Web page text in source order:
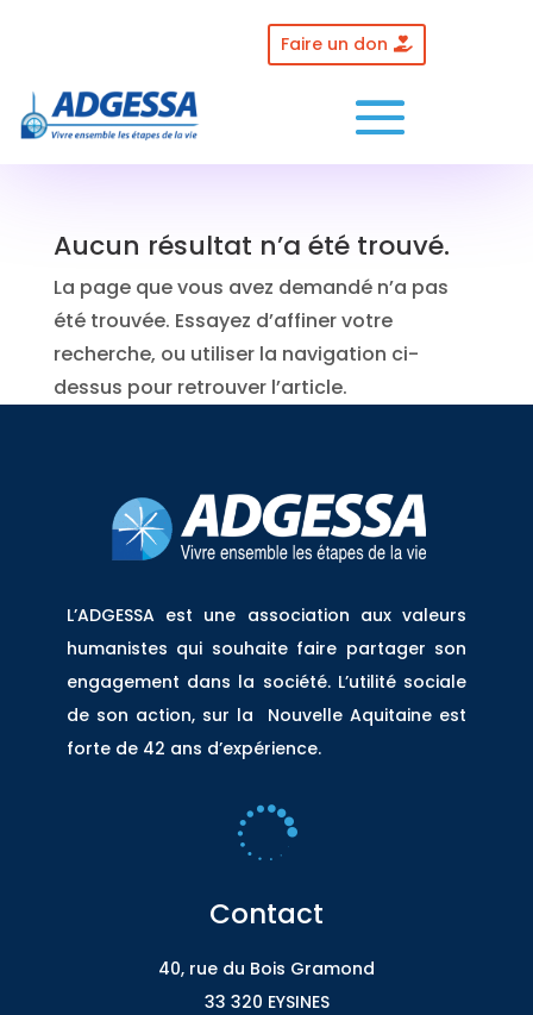
Faire un don
Aucun résultat n’a été trouvé.
La page que vous avez demandé n’a pas
été trouvée. Essayez d’affiner votre
recherche, ou utiliser la navigation ci-
dessus pour retrouver l’article.
L’ADGESSA est une association aux valeurs
humanistes qui souhaite faire partager son
engagement dans la société. L’utilité sociale
de son action, sur la Nouvelle Aquitaine est
forte de 42 ans d’expérience.

Contact
40, rue du Bois Gramond
33 320 EYSINES